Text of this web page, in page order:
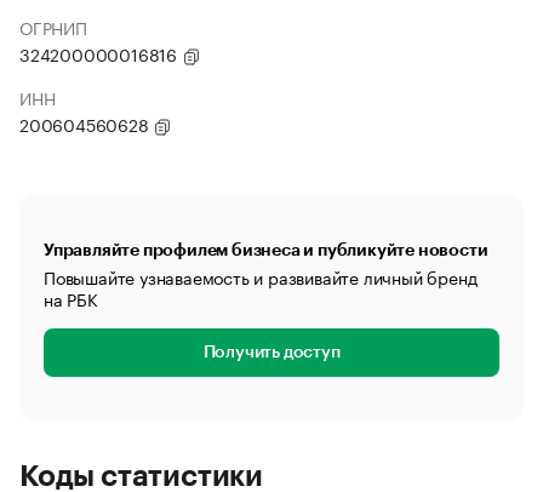
ОГРНИП
324200000016816
ИНН
200604560628
Управляйте профилем бизнеса и публикуйте новости
Повышайте узнаваемость и развивайте личный бренд
на РБК
Получить доступ
Коды статистики